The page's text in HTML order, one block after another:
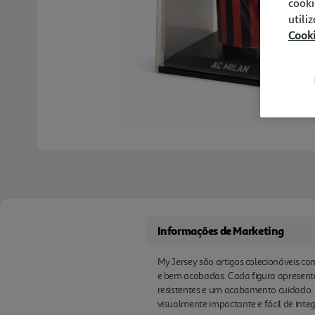
Informações de Marketing
My Jersey são artigos colecionáveis
e bem acabadas. Cada figura
resistentes e um acabamento
visualmente impactante e fácil de